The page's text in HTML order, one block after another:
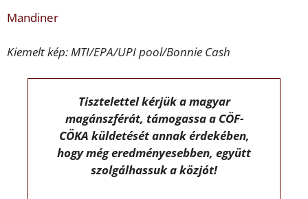
Mandiner
Kiemelt kép: MTI/EPA/UPI pool/Bonnie Cash
Tisztelettel kérjük a magyar
magánszférát, támogassa a CÖF-
CÖKA küldetését annak érdekében,
hogy még eredményesebben, együtt
szolgálhassuk a közjót!